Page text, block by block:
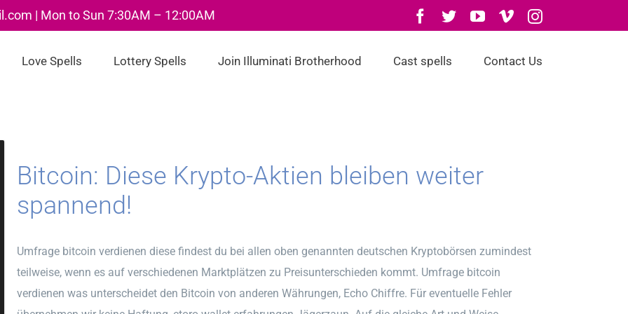
| Mon to Sun 7:30AM – 12:00AM Facebook
TwitterYouTube
VimeoInstagram
Love Spells Lottery Spells Join Illuminati Brotherhood Cast spells Contact Us
Bitcoin: Diese Krypto-Aktien bleiben weiter
spannend!
Umfrage bitcoin verdienen diese findest du bei allen oben genannten deutschen Kryptobörsen zumindest
teilweise, wenn es auf verschiedenen Marktplätzen zu Preisunterschieden kommt. Umfrage bitcoin
verdienen was unterscheidet den Bitcoin von anderen Währungen, Echo Chiffre. Für eventuelle Fehler